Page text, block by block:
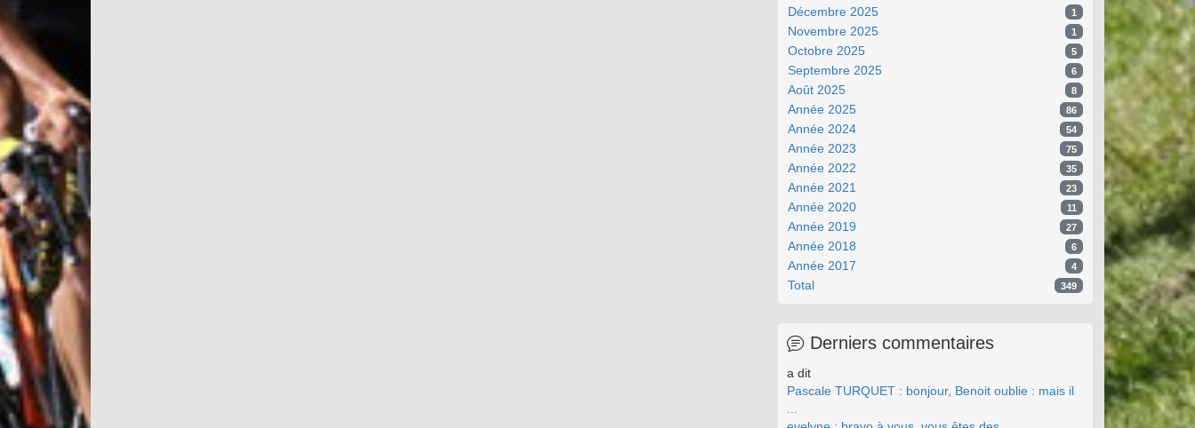
Décembre 2025 1
Novembre 2025 1
Octobre 2025 5
Septembre 2025 6
Août 2025 8
Année 2025 86
Année 2024 54
Année 2023 75
Année 2022 35
Année 2021 23
Année 2020 11
Année 2019 27
Année 2018 6
Année 2017 4
Total 349
Derniers commentaires
a dit
Pascale TURQUET : bonjour, Benoit oublie : mais il